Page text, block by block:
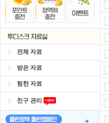
전체 자료
받은 자료
찜한 자료
친구 관리